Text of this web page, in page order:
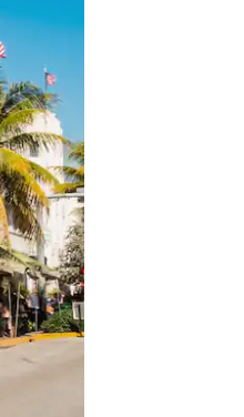
of swipen.